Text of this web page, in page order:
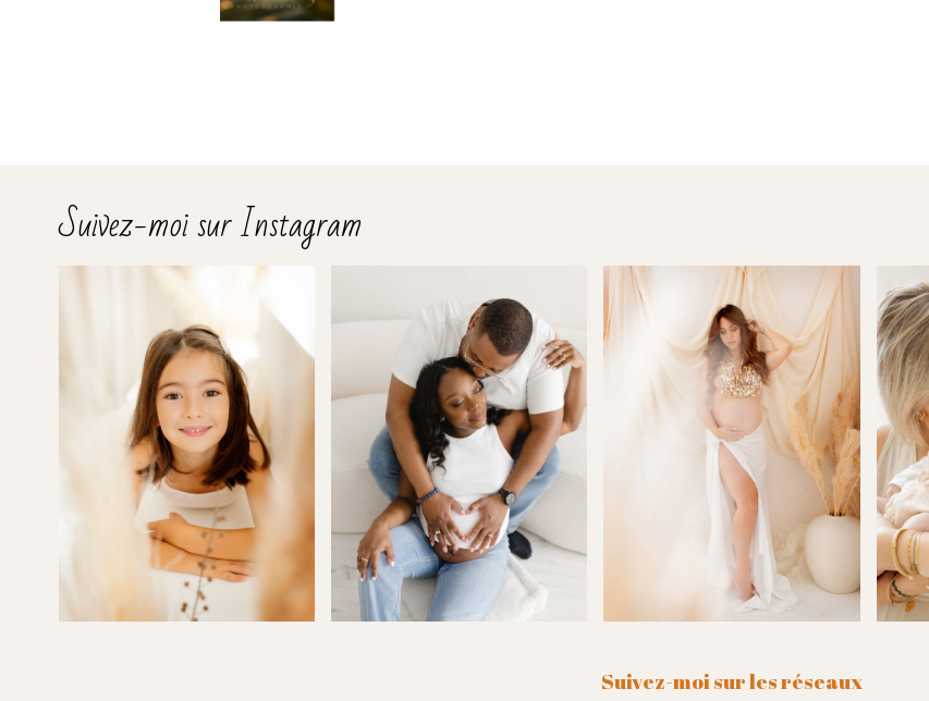
Suivez-moi sur Instagram
Suivez-moi sur les réseaux